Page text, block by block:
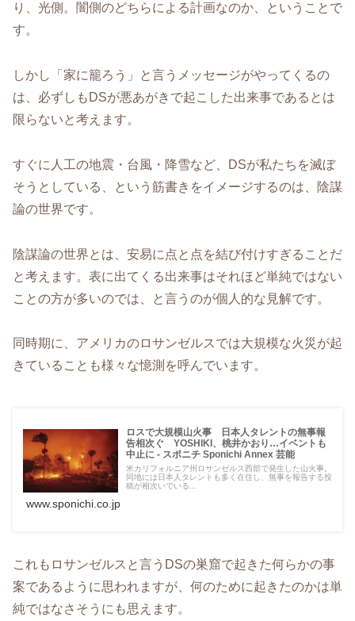
り、光側。闇側のどちらによる計画なのか、ということで
す。
しかし「家に籠ろう」と言うメッセージがやってくるの
は、必ずしもDSが悪あがきで起こした出来事であるとは
限らないと考えます。
すぐに人工の地震・台風・降雪など、DSが私たちを滅ぼ
そうとしている、という筋書きをイメージするのは、陰謀
論の世界です。
陰謀論の世界とは、安易に点と点を結び付けすぎることだ
と考えます。表に出てくる出来事はそれほど単純ではない
ことの方が多いのでは、と言うのが個人的な見解です。
同時期に、アメリカのロサンゼルスでは大規模な火災が起
きていることも様々な憶測を呼んでいます。
ロスで大規模山火事 日本人タレントの無事報
告相次ぐ YOSHIKI、桃井かおり…イベントも
中止に - スポニチ Sponichi Annex 芸能
米カリフォルニア州ロサンゼルス西部で発生した山火事。
同地には日本人タレントも多く在住し、無事を報告する投
稿が相次いでいる...
www.sponichi.co.jp
これもロサンゼルスと言うDSの巣窟で起きた何らかの事
案であるように思われますが、何のために起きたのかは単
純ではなさそうにも思えます。